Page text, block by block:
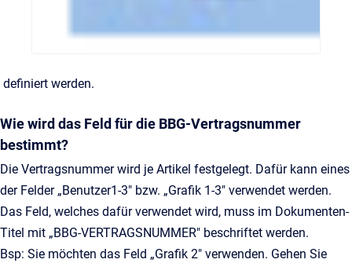
definiert werden.
Wie wird das Feld für die BBG-Vertragsnummer
bestimmt?
Die Vertragsnummer wird je Artikel festgelegt. Dafür kann eines
der Felder „Benutzer1-3" bzw. „Grafik 1-3" verwendet werden.
Das Feld, welches dafür verwendet wird, muss im Dokumenten-
Titel mit „BBG-VERTRAGSNUMMER" beschriftet werden.
Bsp: Sie möchten das Feld „Grafik 2" verwenden. Gehen Sie